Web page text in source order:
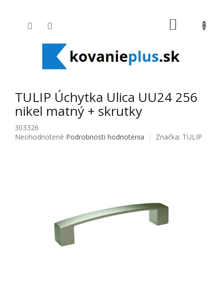
TULIP Úchytka Ulica UU24 256
nikel matný + skrutky
303326
Priemerné hodnotenie produktu je 0,0 z 5 hviezdičiek.
Neohodnotené Podrobnosti hodnotenia Značka: TULIP